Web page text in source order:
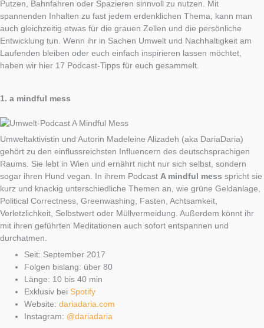
Putzen, Bahnfahren oder Spazieren sinnvoll zu nutzen. Mit
spannenden Inhalten zu fast jedem erdenklichen Thema, kann man
auch gleichzeitig etwas für die grauen Zellen und die persönliche
Entwicklung tun. Wenn ihr in Sachen Umwelt und Nachhaltigkeit am
Laufenden bleiben oder euch einfach inspirieren lassen möchtet,
haben wir hier 17 Podcast-Tipps für euch gesammelt.
1. a mindful mess
Umweltaktivistin und Autorin Madeleine Alizadeh (aka DariaDaria)
gehört zu den einflussreichsten Influencern des deutschsprachigen
Raums. Sie lebt in Wien und ernährt nicht nur sich selbst, sondern
sogar ihren Hund vegan. In ihrem Podcast A mindful mess spricht sie
kurz und knackig unterschiedliche Themen an, wie grüne Geldanlage,
Political Correctness, Greenwashing, Fasten, Achtsamkeit,
Verletzlichkeit, Selbstwert oder Müllvermeidung. Außerdem könnt ihr
mit ihren geführten Meditationen auch sofort entspannen und
durchatmen.
Seit: September 2017
Folgen bislang: über 80
Länge: 10 bis 40 min
Exklusiv bei Spotify
Website:dariadaria.com
Instagram: @dariadaria